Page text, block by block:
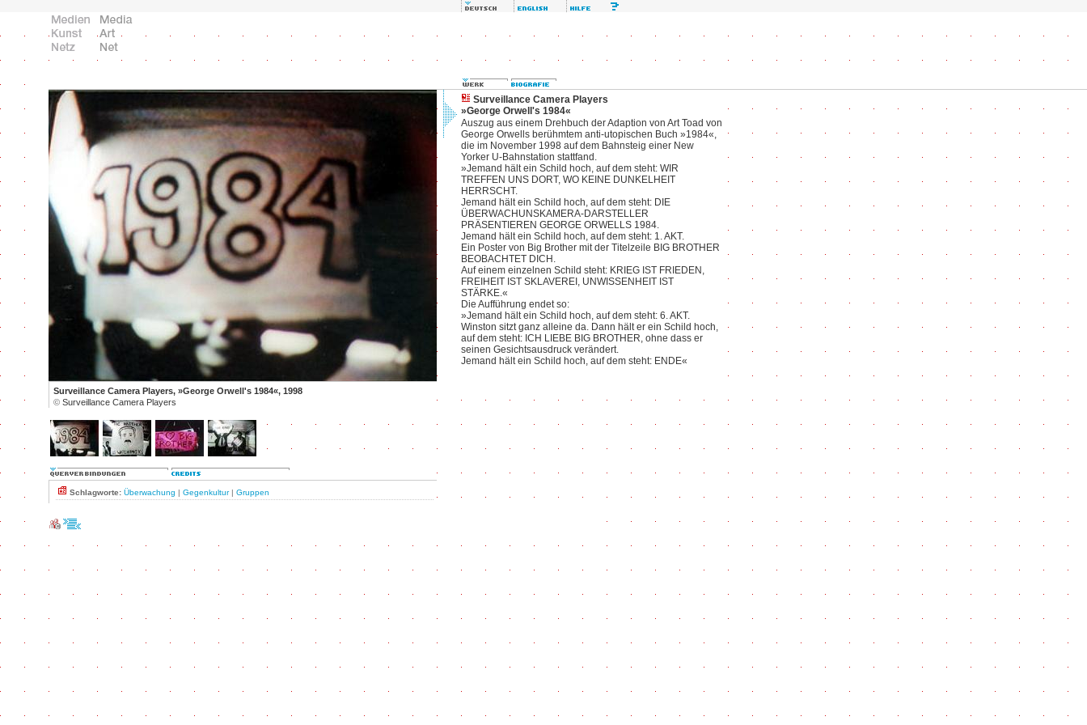
Surveillance Camera Players, »George Orwell's 1984«, 1998
© Surveillance Camera Players
Schlagworte: Überwachung | Gegenkultur| Gruppen
Surveillance Camera Players
»George Orwell's 1984«
Auszug aus einem Drehbuch der Adaption von Art Toad von
George Orwells berühmtem anti-utopischen Buch »1984«,
die im November 1998 auf dem Bahnsteig einer New
Yorker U-Bahnstation stattfand.
»Jemand hält ein Schild hoch, auf dem steht: WIR
TREFFEN UNS DORT, WO KEINE DUNKELHEIT
HERRSCHT.
Jemand hält ein Schild hoch, auf dem steht: DIE
ÜBERWACHUNSKAMERA-DARSTELLER
PRÄSENTIEREN GEORGE ORWELLS 1984.
Jemand hält ein Schild hoch, auf dem steht: 1. AKT.
Ein Poster von Big Brother mit der Titelzeile BIG BROTHER
BEOBACHTET DICH.
Auf einem einzelnen Schild steht: KRIEG IST FRIEDEN,
FREIHEIT IST SKLAVEREI, UNWISSENHEIT IST
STÄRKE.«
Die Aufführung endet so:
»Jemand hält ein Schild hoch, auf dem steht: 6. AKT.
Winston sitzt ganz alleine da. Dann hält er ein Schild hoch,
auf dem steht: ICH LIEBE BIG BROTHER, ohne dass er
seinen Gesichtsausdruck verändert.
Jemand hält ein Schild hoch, auf dem steht: ENDE«